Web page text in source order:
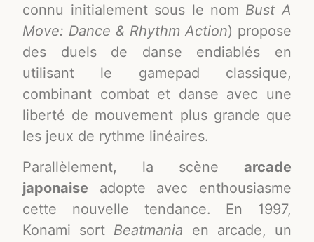
connu initialement sous le nom Bust A
Move: Dance & Rhythm Action) propose
des duels de danse endiablés en
utilisant le gamepad classique,
combinant combat et danse avec une
liberté de mouvement plus grande que
les jeux de rythme linéaires.
Parallèlement, la scène arcade
japonaise adopte avec enthousiasme
cette nouvelle tendance. En 1997,
Konami sort Beatmania en arcade, un